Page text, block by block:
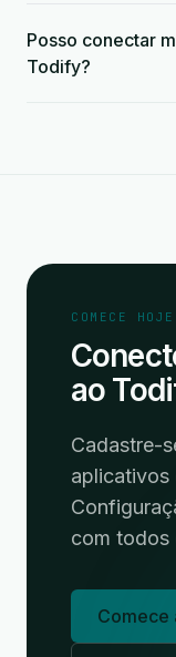
Posso conectar
Todify?
COMECE HOJE
ao
Cadastre-
aplicativos
com todos
Comece